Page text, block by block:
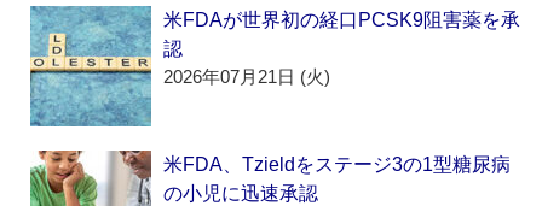
米FDAが世界初の経口PCSK9阻害薬を承
認
2026年07月21日 (火)
米FDA、Tzieldをステージ3の1型糖尿病
の小児に迅速承認